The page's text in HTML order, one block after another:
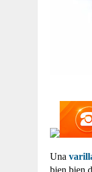
Una
bien bien